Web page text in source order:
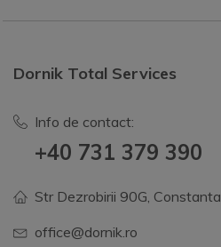
Dornik Total Services
Info de contact:
+40 731 379 390
Str Dezrobirii 90G, Constanta
office@dornik.ro